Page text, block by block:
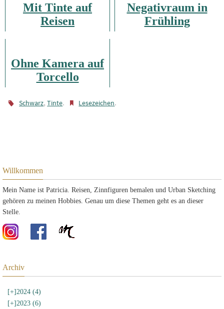
Mit Tinte auf
Reisen
Negativraum in
Frühling
Ohne Kamera auf
Torcello
Schwarz,Tinte. Lesezeichen.
Willkommen
Mein Name ist Patricia. Reisen, Zinnfiguren bemalen und Urban Sketching
gehören zu meinen Hobbies. Genau um diese Themen geht es an dieser
Stelle.
Archiv
[+] 2024 (4)
[+]2023 (6)